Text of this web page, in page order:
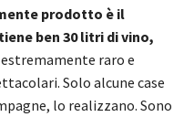
prodotto è il
ben 30 litri di vino,
estremamente raro e
Solo alcune case
lo realizzano. Sono